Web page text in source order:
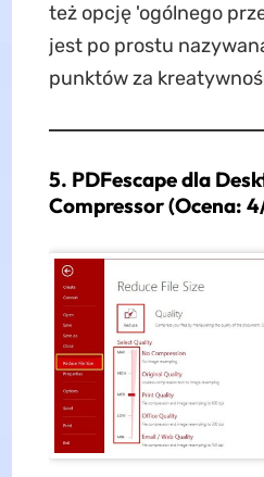
też opcję 'ogólnego
jest po prostu
punktów za
5. PDFescape dla
Compressor (Ocena: